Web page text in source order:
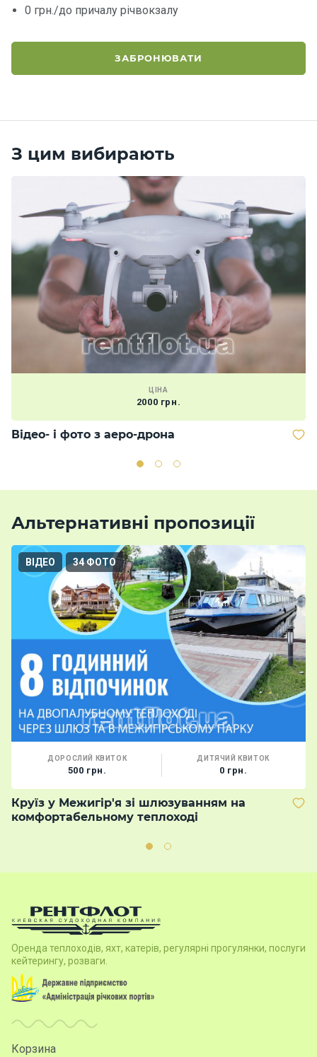
0 грн./до причалу річвокзалу
ЗАБРОНЮВАТИ
З цим вибирають
ЦІНА
2000 грн.
Відео- і фото з аеро-дрона
Альтернативні пропозиції
ВІДЕО 34 ФОТО
ДОРОСЛИЙ КВИТОК
500 грн.
ДИТЯЧИЙ КВИТОК
0 грн.
Круїз у Межигір'я зі шлюзуванням на
комфортабельному теплоході
Оренда теплоходів, яхт, катерів, регулярні прогулянки, послуги
кейтерингу, розваги.
Корзина